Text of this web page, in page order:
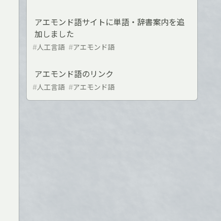
アエモンド語サイトに単語・辞書案内を追
加しました
#人工言語 #アエモンド語
アエモンド語のリンク
#人工言語 #アエモンド語